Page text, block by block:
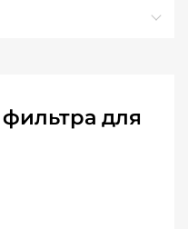
для